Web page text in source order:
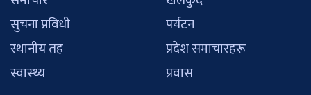
सुचना प्रविधी
स्थानीय तह
स्वास्थ्य
पर्यटन
प्रदेश समाचारहरू
प्रवास